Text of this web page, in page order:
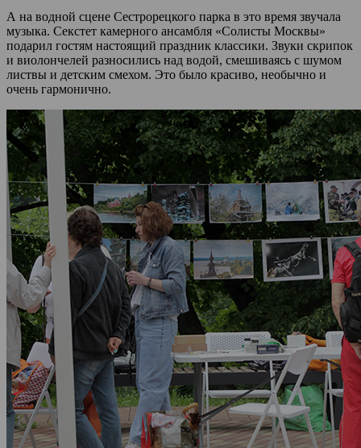
А на водной сцене Сестрорецкого парка в это время звучала
музыка. Секстет камерного ансамбля «Солисты Москвы»
подарил гостям настоящий праздник классики. Звуки скрипок
и виолончелей разносились над водой, смешиваясь с шумом
листвы и детским смехом. Это было красиво, необычно и
очень гармонично.